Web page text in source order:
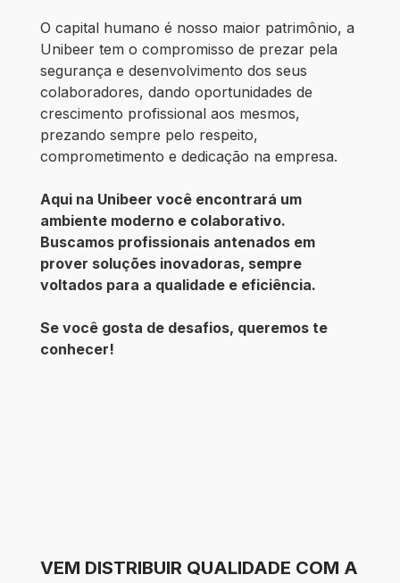
O capital humano é nosso maior patrimônio, a
Unibeer tem o compromisso de prezar pela
segurança e desenvolvimento dos seus
colaboradores, dando oportunidades de
crescimento profissional aos mesmos,
prezando sempre pelo respeito,
comprometimento e dedicação na empresa.
Aqui na Unibeer você encontrará um
ambiente moderno e colaborativo.
Buscamos profissionais antenados em
prover soluções inovadoras, sempre
voltados para a qualidade e eficiência.
Se você gosta de desafios, queremos te
conhecer!
VEM DISTRIBUIR QUALIDADE COM A